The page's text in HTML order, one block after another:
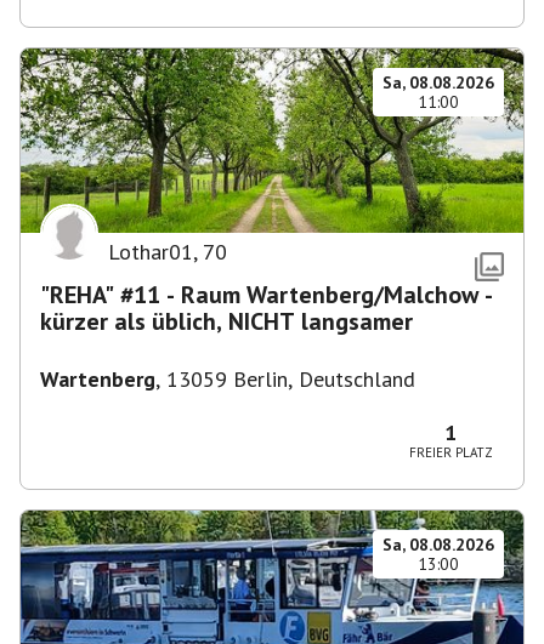
Sa, 08.08.2026
11:00
Lothar01, 70
"REHA" #11 - Raum Wartenberg/Malchow -
kürzer als üblich, NICHT langsamer
Wartenberg, 13059 Berlin, Deutschland
1
FREIER PLATZ
Sa, 08.08.2026
13:00